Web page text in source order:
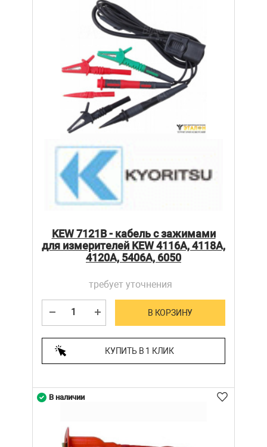
KEW 7121B - кабель с зажимами
для измерителей KEW 4116А, 4118А,
4120А, 5406А, 6050
требует уточнения
В КОРЗИНУ
КУПИТЬ В 1 КЛИК
В наличии